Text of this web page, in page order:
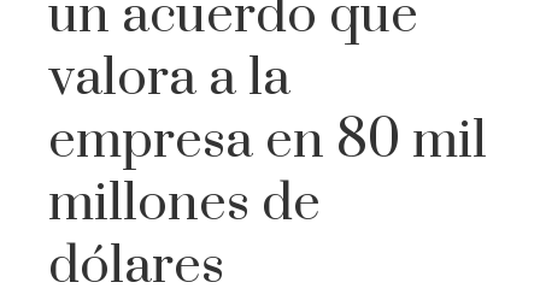
un acuerdo que
valora a la
empresa en 80 mil
millones de
dólares